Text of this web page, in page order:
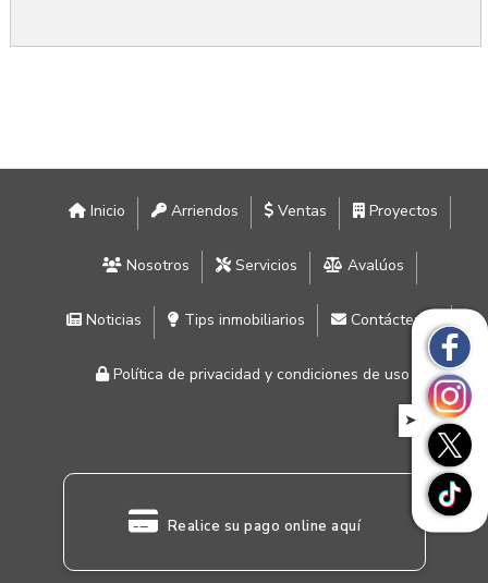
Inicio Arriendos Ventas Proyectos
Nosotros Servicios Avalúos
Noticias Tips inmobiliarios Contáctenos
Política de privacidad y condiciones de uso
Realice su pago online aquí
➤